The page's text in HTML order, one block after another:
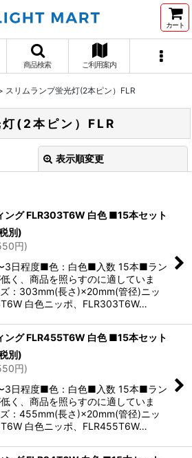
カート
商品検索 ご利用案内
スリムランプ蛍光灯(2本ピン）FLR
灯(2本ピン）FLR
表示順変更
絞り込む
ング FLR303T6W 白色 ■15本セット
別)
円)
3日程度■色：白色■入数 15本■ラン
く、商品を照らすのに適していま
：303mm(長さ)×20mm(管径)ニッ
白色ニッポ、FLR303T6W…
ング FLR455T6W 白色 ■15本セット
別)
円)
3日程度■色：白色■入数 15本■ラン
く、商品を照らすのに適していま
：455mm(長さ)×20mm(管径)ニッ
白色ニッポ、FLR455T6W…